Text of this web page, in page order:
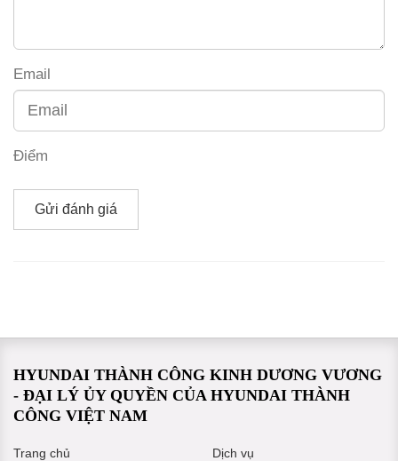
Email
Điểm
Gửi đánh giá
HYUNDAI THÀNH CÔNG KINH DƯƠNG VƯƠNG
- ĐẠI LÝ ỦY QUYỀN CỦA HYUNDAI THÀNH
CÔNG VIỆT NAM
Trang chủ Dịch vụ